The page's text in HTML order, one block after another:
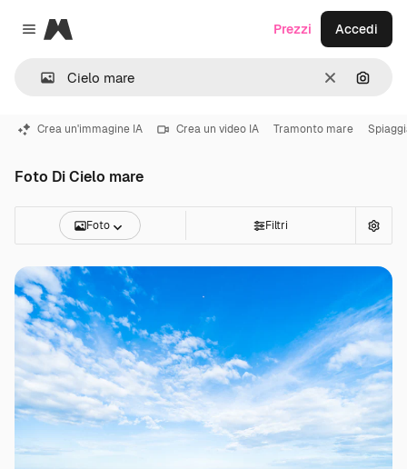
Close menu
Magnific
CancellaCerca
Prezzi Accedi
Crea un'immagine IA Crea un video IA Tramonto mare
Foto Di Cielo mare
Foto Filtri